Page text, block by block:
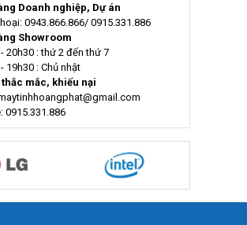
Doanh nghiệp, Dự án
0943.866.866/ 0915.331.886
Showroom
20h30 : thứ 2 đến thứ 7
19h30 : Chủ nhật
thắc mắc, khiếu nại
0915.331.886